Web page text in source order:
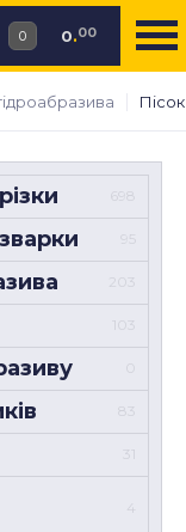
0.00
698
95
203
103
83
31
4